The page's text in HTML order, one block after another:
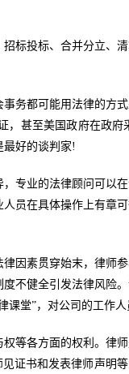
标投标、合并分立、
务都可能用法律的方
，甚至美国政府在政府
最好的谈判家!
专业的法律顾问可以
员在具体操作上有章
因素贯穿始末，律师
不健全引发法律风险
堂”，对公司的工作人
等各方面的权利。律
证书和发表律师声明